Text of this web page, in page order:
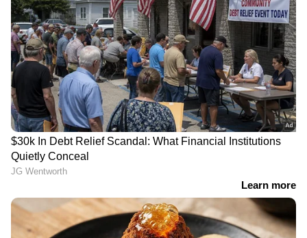
വിമാനത്താവളത്തില്‍ സ്ത്രീകളെയും
വൃദ്ധരെയും നോക്കി വയ്ക്കും, പിന്നെ
മോഷണം; ഒടുവില്‍ ഗസ്റ്റ് ഹൗസ് ഉടമ
പിടിയില്‍